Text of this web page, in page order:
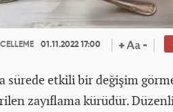
01.11.2022 17:00
sürede etkili bir değişim
zayıflama kürüdür.